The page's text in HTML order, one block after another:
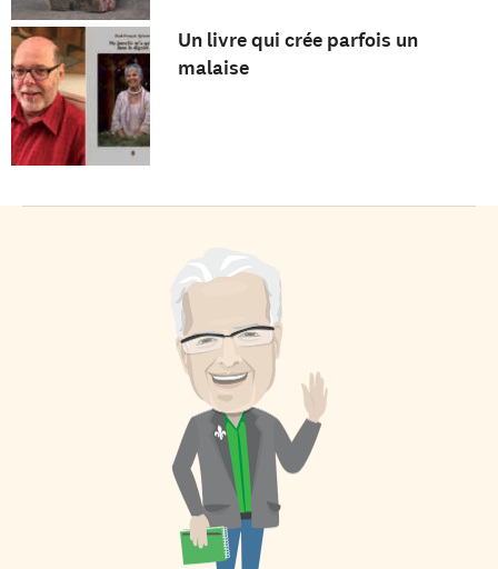
Un livre qui crée parfois un
malaise